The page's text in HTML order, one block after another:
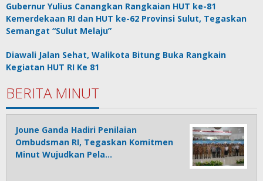
Gubernur Yulius Canangkan Rangkaian HUT ke-81
Kemerdekaan RI dan HUT ke-62 Provinsi Sulut, Tegaskan
Semangat “Sulut Melaju”
Diawali Jalan Sehat, Walikota Bitung Buka Rangkain
Kegiatan HUT RI Ke 81
BERITA MINUT
Joune Ganda Hadiri Penilaian
Ombudsman RI, Tegaskan Komitmen
Minut Wujudkan Pela…